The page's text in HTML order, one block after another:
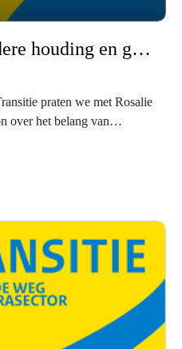
De weg naar een andere houding en gedrag
praten we met Rosalie
over het belang van
IJsselbruggen. En hoe de
andere samenwerking.